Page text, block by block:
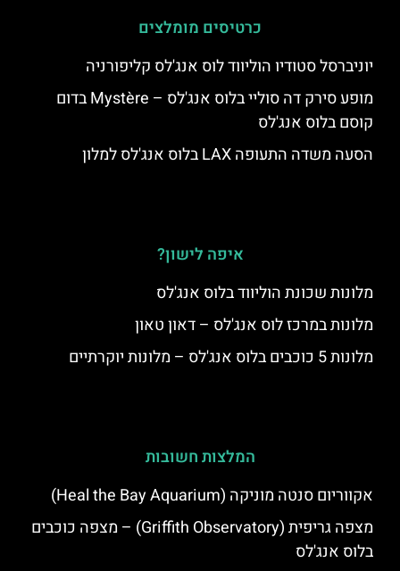
כרטיסים מומלצים
יוניברסל סטודיו הוליווד לוס אנג'לס קליפורניה
מופע סירק דה סוליי בלוס אנג'לס – Mystère בדום
קוסם בלוס אנג'לס
הסעה משדה התעופה LAX בלוס אנג'לס למלון
איפה לישון?
מלונות שכונת הוליווד בלוס אנג'לס
מלונות במרכז לוס אנג'לס – דאון טאון
מלונות 5 כוכבים בלוס אנג'לס – מלונות יוקרתיים
המלצות חשובות
אקווריום סנטה מוניקה (Heal the Bay Aquarium)
מצפה גריפית (Griffith Observatory) – מצפה כוכבים
בלוס אנג'לס